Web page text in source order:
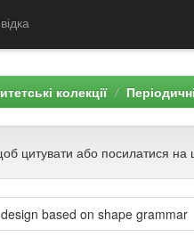
колекції
цитувати або посилатися на
based on shape grammar